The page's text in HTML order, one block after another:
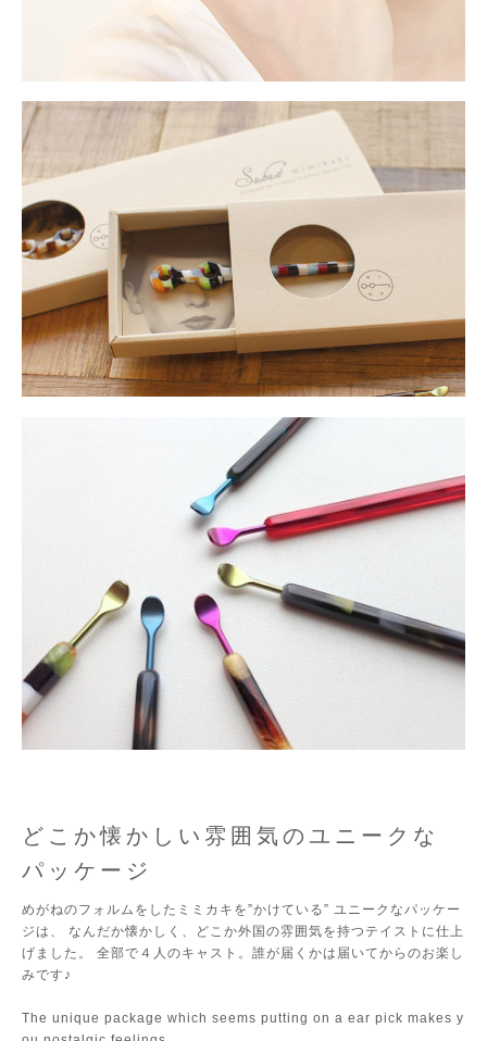
どこか懐かしい雰囲気のユニークな
パッケージ
めがねのフォルムをしたミミカキを”かけている” ユニークなパッケー
ジは、 なんだか懐かしく、どこか外国の雰囲気を持つテイストに仕上
げました。 全部で４人のキャスト。誰が届くかは届いてからのお楽し
みです♪
The unique package which seems putting on a ear pick makes y